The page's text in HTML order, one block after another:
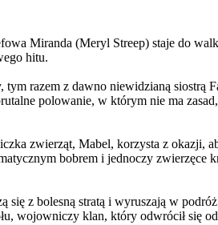
Miranda (Meryl Streep) staje do
hitu.
tym razem z dawno niewidzianą siostrą
polowanie, w którym nie ma
zwierząt, Mabel, korzysta z okazji,
bobrem i jednoczy zwierzęce
się z bolesną stratą i wyruszają w
wojowniczy klan, który odwrócił się